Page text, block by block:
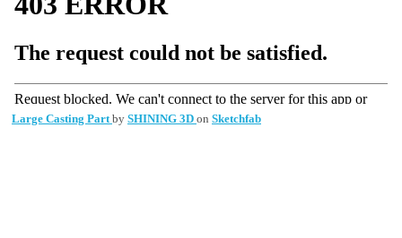
Large Casting Part by SHINING 3D on Sketchfab